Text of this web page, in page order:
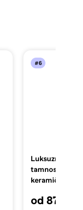
#6
Luksuzni
tamnosivi 41 x
keramički
od 87,99